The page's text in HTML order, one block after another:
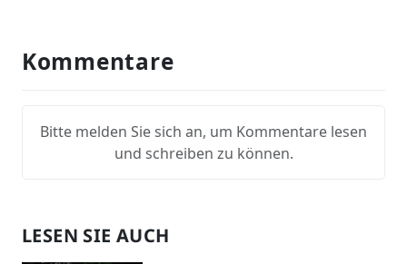
Kommentare
Bitte melden Sie sich an, um Kommentare lesen
und schreiben zu können.
LESEN SIE AUCH